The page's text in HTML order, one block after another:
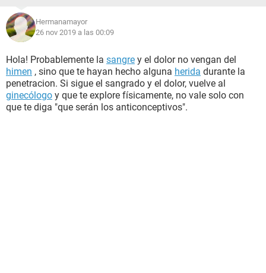
Hermanamayor
26 nov 2019 a las 00:09
Hola! Probablemente la sangre y el dolor no vengan del
himen , sino que te hayan hecho alguna herida durante la
penetracion. Si sigue el sangrado y el dolor, vuelve al
ginecólogo y que te explore físicamente, no vale solo con
que te diga "que serán los anticonceptivos".